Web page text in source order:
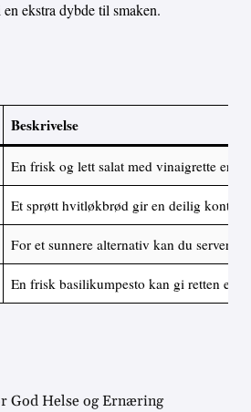
ekstra dybde til smaken.
Beskrivelse
En frisk og lett salat med vinaigrette er et
Et sprøtt hvitløkbrød gir en deilig
For et sunnere alternativ kan du servere
En frisk basilikumpesto kan gi retten en
God Helse og Ernæring